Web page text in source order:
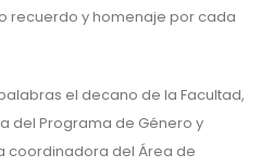
recuerdo y homenaje por cada
el decano de la Facultad,
del Programa de Género y
coordinadora del Área de